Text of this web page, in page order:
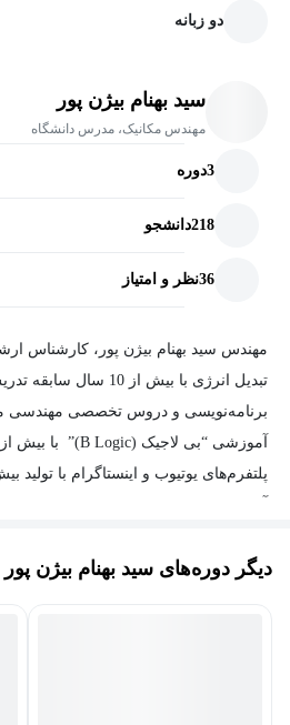
دو زبانه
سید بهنام بیژن پور
مهندس مکانیک، مدرس دانشگاه
3دوره
218دانشجو
36نظر و امتیاز
مهندس سید بهنام بیژن پور، کارشناس
تبدیل انرژی با بیش از
برنامه‌نویسی و دروس تخصصی مهندسی
پلتفرم‌های یوتیوب و اینستاگرام با تولید
دیگر دوره‌های سید بهنام بیژن پور